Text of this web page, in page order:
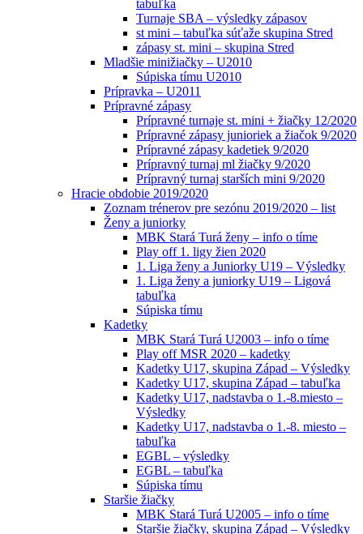
tabuľka
Turnaje SBA – výsledky zápasov
st mini – tabuľka súťaže skupina Stred
zápasy st. mini – skupina Stred
Mladšie minižiačky – U2010
Súpiska tímu U2010
Prípravka – U2011
Prípravné zápasy
Prípravné turnaje st. mini + žiačky 12/2020
Prípravné zápasy junioriek a žiačok 9/2020
Prípravné zápasy kadetiek 9/2020
Prípravný turnaj ml žiačky 9/2020
Prípravný turnaj starších mini 9/2020
Hracie obdobie 2019/2020
Zoznam trénerov pre sezónu 2019/2020 – list
Ženy a juniorky
MBK Stará Turá ženy – info o tíme
Play off 1. ligy žien 2020
1. Liga ženy a Juniorky U19 – Výsledky
1. Liga ženy a juniorky U19 – Ligová
tabuľka
Súpiska tímu
Kadetky
MBK Stará Turá U2003 – info o tíme
Play off MSR 2020 – kadetky
Kadetky U17, skupina Západ – Výsledky
Kadetky U17, skupina Západ – tabuľka
Kadetky U17, nadstavba o 1.-8.miesto –
Výsledky
Kadetky U17, nadstavba o 1.-8. miesto –
tabuľka
EGBL – výsledky
EGBL – tabuľka
Súpiska tímu
Staršie žiačky
MBK Stará Turá U2005 – info o tíme
Staršie žiačky, skupina Západ – Výsledky